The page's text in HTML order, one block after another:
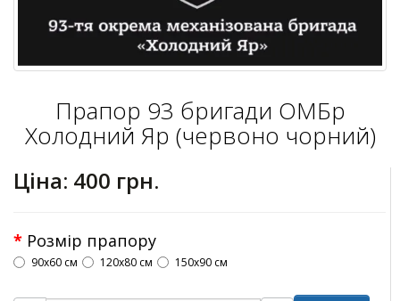
Прапор 93 бригади ОМБр
Холодний Яр (червоно чорний)
Ціна: 400 грн.
Розмір прапору
90х60 см 120х80 см 150х90 см